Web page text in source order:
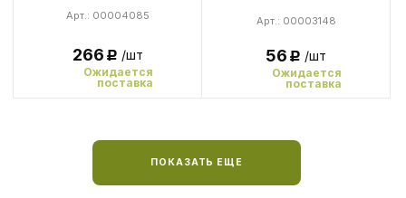
Арт.: 00004085
266Р /шт
Ожидается
поставка
Арт.: 00003148
56Р /шт
Ожидается
поставка
ПОКАЗАТЬ ЕЩЕ